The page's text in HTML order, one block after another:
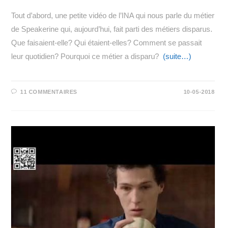
Tout d’abord, une petite vidéo de l’INA qui nous parle du métier
de Speakerine qui, aujourd’hui, fait parti des métiers disparus.
Que faisaient-elle? Qui étaient-elles? Comment se passait
leur quotidien? Pourquoi ce métier a disparu? (suite…)
11 COMMENTAIRES 10-05-2018